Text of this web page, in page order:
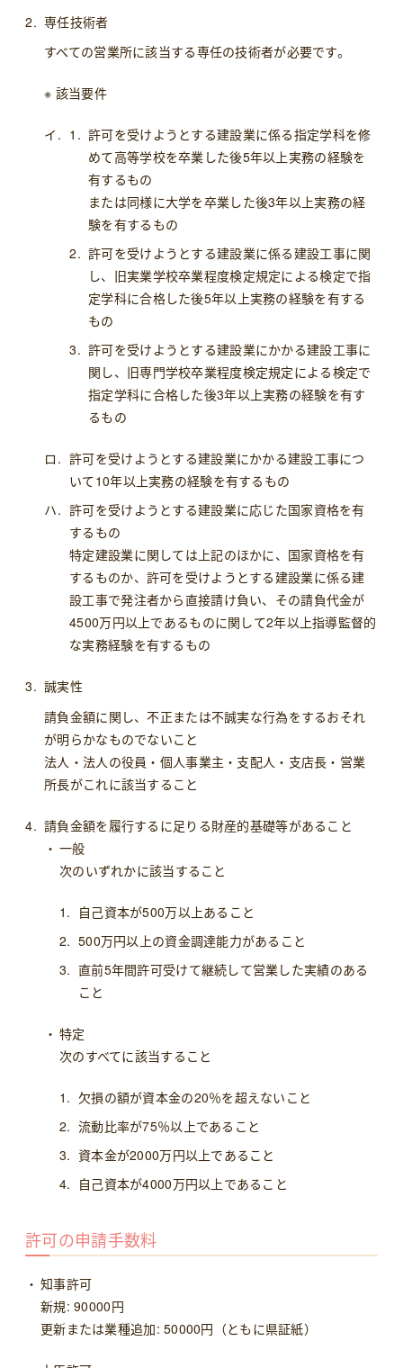
専任技術者
すべての営業所に該当する専任の技術者が必要です。
※ 該当要件
許可を受けようとする建設業に係る指定学科を修
めて高等学校を卒業した後5年以上実務の経験を
有するもの
または同様に大学を卒業した後3年以上実務の経
験を有するもの
許可を受けようとする建設業に係る建設工事に関
し、旧実業学校卒業程度検定規定による検定で指
定学科に合格した後5年以上実務の経験を有する
もの
許可を受けようとする建設業にかかる建設工事に
関し、旧専門学校卒業程度検定規定による検定で
指定学科に合格した後3年以上実務の経験を有す
るもの
許可を受けようとする建設業にかかる建設工事につ
いて10年以上実務の経験を有するもの
許可を受けようとする建設業に応じた国家資格を有
するもの
特定建設業に関しては上記のほかに、国家資格を有
するものか、許可を受けようとする建設業に係る建
設工事で発注者から直接請け負い、その請負代金が
4500万円以上であるものに関して2年以上指導監督的
な実務経験を有するもの
誠実性
請負金額に関し、不正または不誠実な行為をするおそれ
が明らかなものでないこと
法人・法人の役員・個人事業主・支配人・支店長・営業
所長がこれに該当すること
請負金額を履行するに足りる財産的基礎等があること
一般
次のいずれかに該当すること
自己資本が500万以上あること
500万円以上の資金調達能力があること
直前5年間許可受けて継続して営業した実績のある
こと
特定
次のすべてに該当すること
欠損の額が資本金の20％を超えないこと
流動比率が75％以上であること
資本金が2000万円以上であること
自己資本が4000万円以上であること
許可の申請手数料
知事許可
新規: 90000円
更新または業種追加: 50000円（ともに県証紙）